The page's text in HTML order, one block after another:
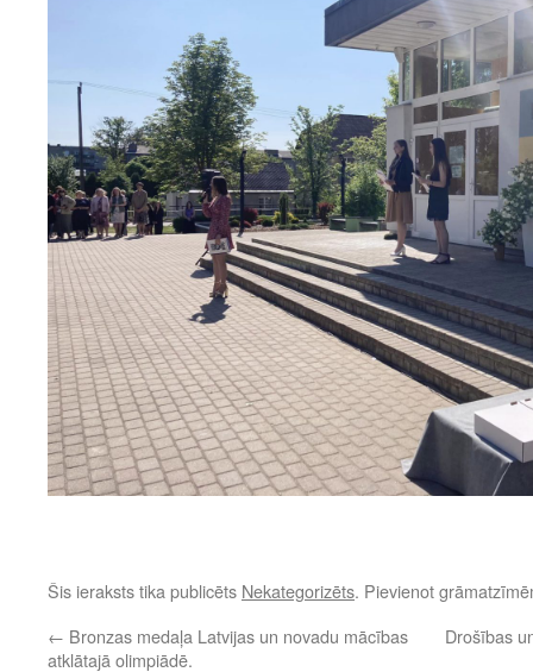
Šis ieraksts tika publicēts Nekategorizēts. Pievienot
← Bronzas medaļa Latvijas un novadu mācības
atklātajā olimpiādē.
Drošības